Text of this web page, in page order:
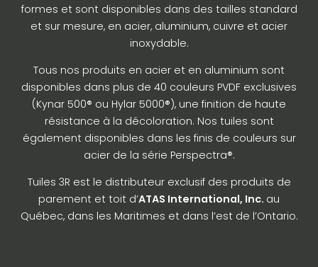
formes et sont disponibles dans des tailles standard
et sur mesure, en acier, aluminium, cuivre et acier
inoxydable.
Tous nos produits en acier et en aluminium sont
disponibles dans plus de 40 couleurs PVDF exclusives
(Kynar 500® ou Hylar 5000®), une finition de haute
résistance à la décoloration. Nos tuiles sont
également disponibles dans les finis de couleurs sur
acier de la série Perspectra®.
Tuiles 3R est le distributeur exclusif des produits de
parement et toit d’ATAS International, Inc. au
Québec, dans les Maritimes et dans l’est de l’Ontario.